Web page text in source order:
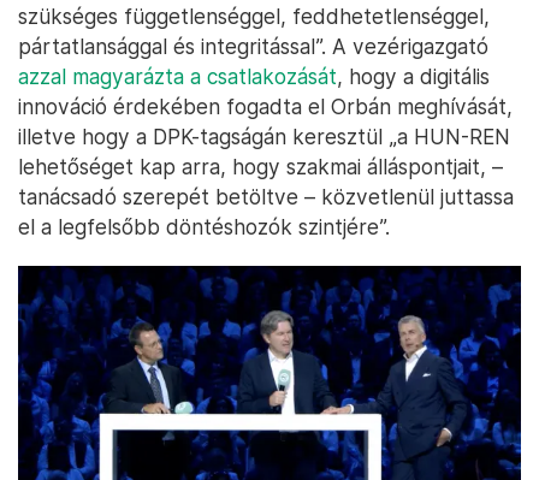
szükséges függetlenséggel, feddhetetlenséggel,
pártatlansággal és integritással”. A vezérigazgató
azzal magyarázta a csatlakozását, hogy a digitális
innováció érdekében fogadta el Orbán meghívását,
illetve hogy a DPK-tagságán keresztül „a HUN-REN
lehetőséget kap arra, hogy szakmai álláspontjait, –
tanácsadó szerepét betöltve – közvetlenül juttassa
el a legfelsőbb döntéshozók szintjére”.